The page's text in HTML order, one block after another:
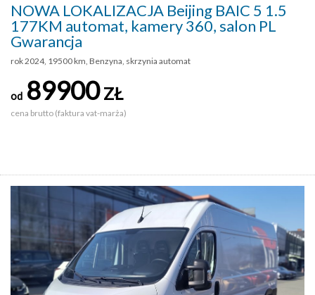
NOWA LOKALIZACJA Beijing BAIC 5 1.5
177KM automat, kamery 360, salon PL
Gwarancja
rok 2024, 19500 km, Benzyna, skrzynia automat
od 89900ZŁ
cena brutto (faktura vat-marża)